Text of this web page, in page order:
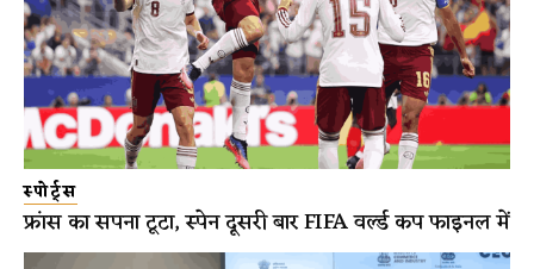
स्पोर्ट्स
फ्रांस का सपना टूटा, स्पेन दूसरी बार FIFA वर्ल्ड कप फाइनल में